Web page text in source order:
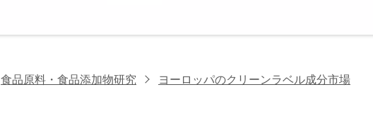
食品原料・食品添加物研究 ヨーロッパのクリーンラベル成分市場